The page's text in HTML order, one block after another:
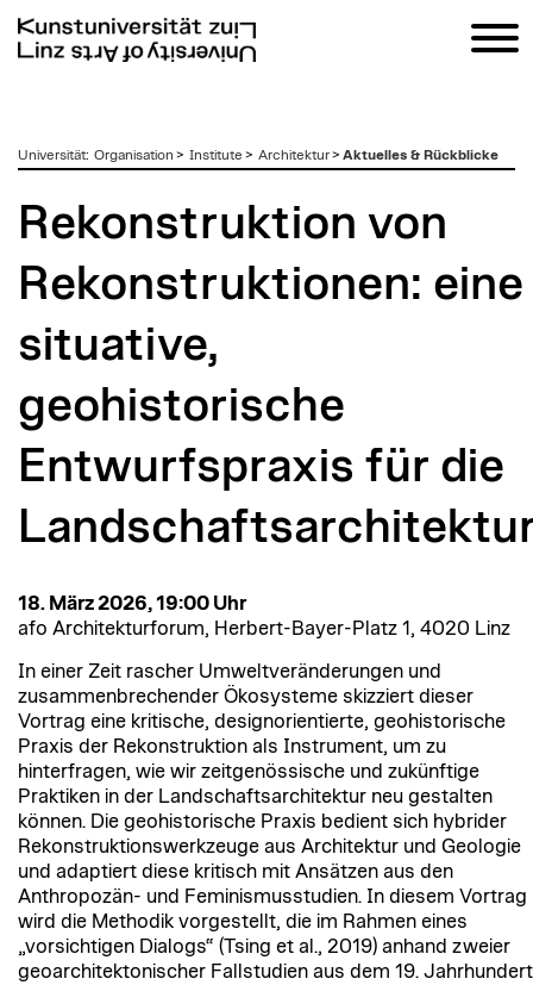
zumUniversität: Organisation > Institute > Architektur> Aktuelles & Rückblicke
Rekonstruktion von
Rekonstruktionen: eine
situative,
geohistorische
Entwurfspraxis für die
18. März 2026, 19:00 Uhr
afo Architekturforum, Herbert-Bayer-Platz 1, 4020 Linz
In einer Zeit rascher Umweltveränderungen und
zusammenbrechender Ökosysteme skizziert dieser
Vortrag eine kritische, designorientierte, geohistorische
Praxis der Rekonstruktion als Instrument, um zu
hinterfragen, wie wir zeitgenössische und zukünftige
Praktiken in der Landschaftsarchitektur neu gestalten
können. Die geohistorische Praxis bedient sich hybrider
Rekonstruktionswerkzeuge aus Architektur und Geologie
und adaptiert diese kritisch mit Ansätzen aus den
Anthropozän- und Feminismusstudien. In diesem Vortrag
wird die Methodik vorgestellt, die im Rahmen eines
„vorsichtigen Dialogs“ (Tsing et al., 2019) anhand zweier
geoarchitektonischer Fallstudien aus dem 19. Jahrhundert